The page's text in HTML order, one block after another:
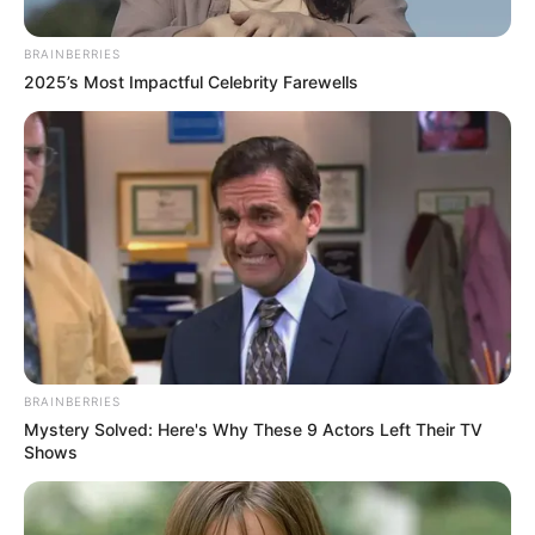
Archivo RCN RADIO
Por:Cristhiam Martínez
BRAINBERRIES
2025’s Most Impactful Celebrity Farewells
BRAINBERRIES
Mystery Solved: Here's Why These 9 Actors Left Their TV
Shows